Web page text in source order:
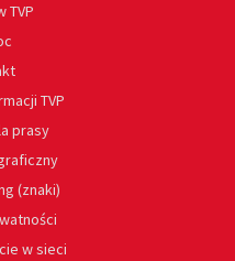
TVP
TVP
prasy
(znaki)
w sieci